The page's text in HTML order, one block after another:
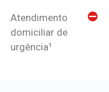
Atendimento
domiciliar de
urgência¹